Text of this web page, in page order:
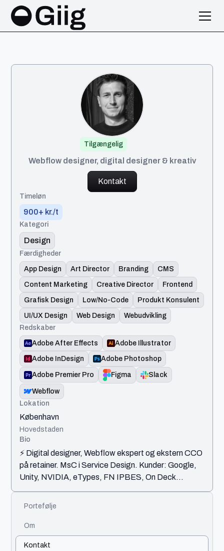
Tilgængelig
Emil
Webflow designer, digital designer & kreativ
Kontakt
Timeløn
900+ kr./t
Kategori
Design
Færdigheder
App Design
Art Director Branding
CMS
Content Marketing
Creative Director
Frontend
Grafisk Design
Low/No-Code
Produkt Konsulent
UI/UX Design
Web Design
Webudvikling
Redskaber
Adobe After Effects
Adobe Illustrator
Adobe InDesign
Adobe Photoshop
Adobe Premier Pro
Figma
Slack
Webflow
Lokation
København
Hovedstaden
Bio
⚡️ Digital designer, Webflow ekspert og ekstern CCO
på retainer. MsC i Service Design. Kunder: Google,
Unity, NVIDIA, eTypes, FN IPBES, On Deck...
Portefølje
Om
Kontakt